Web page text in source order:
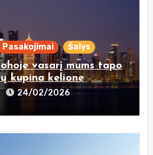
Pasakojimai Šalys
vasarį mums tapo
kupina kelione
24/02/2026